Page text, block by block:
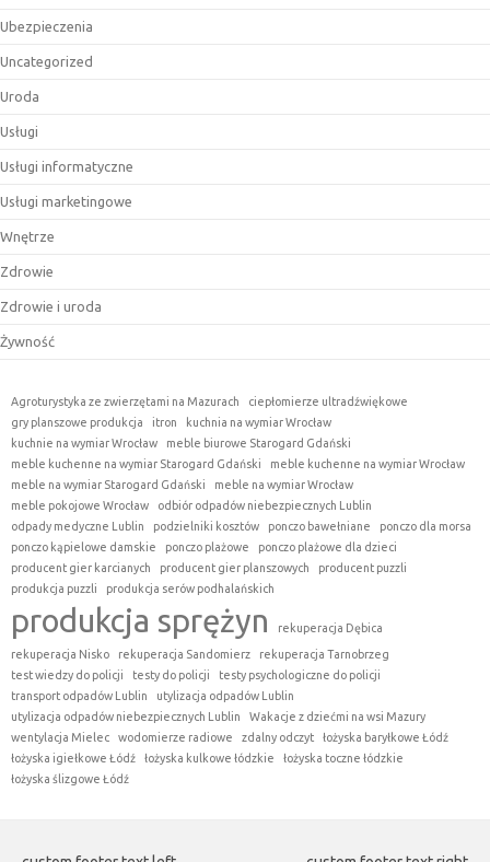
Ubezpieczenia
Uncategorized
Uroda
Usługi
Usługi informatyczne
Usługi marketingowe
Wnętrze
Zdrowie
Zdrowie i uroda
Żywność
Agroturystyka ze zwierzętami na Mazurach
ciepłomierze ultradźwiękowe
gry planszowe produkcja
itron
kuchnia na wymiar Wrocław
kuchnie na wymiar Wrocław
meble biurowe Starogard Gdański
meble kuchenne na wymiar Starogard Gdański
meble kuchenne na wymiar Wrocław
meble na wymiar Starogard Gdański
meble na wymiar Wrocław
meble pokojowe Wrocław
odbiór odpadów niebezpiecznych Lublin
odpady medyczne Lublin
podzielniki kosztów ponczo bawełniane
ponczo dla morsa
ponczo kąpielowe damskie
ponczo plażowe
ponczo plażowe dla dzieci
producent gier karcianych
producent gier planszowych
producent puzzli
produkcja puzzli
produkcja serów podhalańskich
produkcja sprężyn
rekuperacja Dębica
rekuperacja Nisko
rekuperacja Sandomierz
rekuperacja Tarnobrzeg
test wiedzy do policji
testy do policji
testy psychologiczne do policji
transport odpadów Lublin
utylizacja odpadów Lublin
utylizacja odpadów niebezpiecznych Lublin
Wakacje z dziećmi na wsi Mazury
wentylacja Mielec
wodomierze radiowe zdalny odczyt
łożyska baryłkowe Łódź
łożyska igiełkowe Łódź
łożyska kulkowe łódzkie
łożyska toczne łódzkie
łożyska ślizgowe Łódź